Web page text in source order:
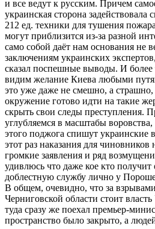
и все ведут к русским. Причем
украинская сторона
212 ед. техники для тушения
могут приблизится из-за разной
само собой даёт нам основания не
заключениям украинских
сказал поспешные выводы. И
видим желание Киева любыми
это уже даже не смешно, а
окружение готово идти на такие
скрыть свои следы преступления.
углубляемся в масштабы
этого поджога спишут украинские
этот раз наказания для чиновников
громкие заявления и ряд
удивлюсь что даже кое кто получит
доблестную службу лично у
В общем, очевидно, что за
Черниговской области стоит
туда сразу же поехал премьер-
пространство было закрыто, а